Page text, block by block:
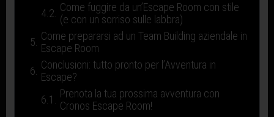
Come fuggire da un’Escape Room con stile
(e con un sorriso sulle labbra)
Come prepararsi ad un Team Building aziendale in
Escape Room
Conclusioni: tutto pronto per l’Avventura in
Escape?
Prenota la tua prossima avventura con
Cronos Escape Room!